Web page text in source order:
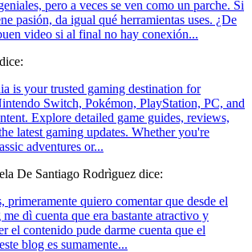
pero a veces se ven como un parche. Si
pasión, da igual qué herramientas uses. ¿De
video si al final no hay conexión...
is your trusted gaming destination for
Switch, Pokémon, PlayStation, PC, and
Explore detailed game guides, reviews,
latest gaming updates. Whether you're
adventures or...
De Santiago Rodrìguez dice:
primeramente quiero comentar que desde el
dì cuenta que era bastante atractivo y
el contenido pude darme cuenta que el
blog es sumamente...